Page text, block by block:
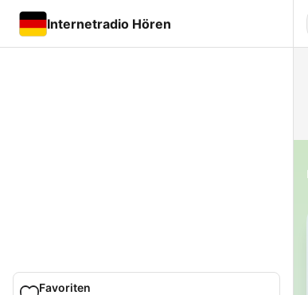
Internetradio Hören
Favoriten